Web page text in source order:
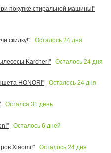
покупке стиральной машины!"
скидку!"
Осталось 24 дня
Karcher!"
Осталось 24 дня
HONOR!"
Осталось 24 дня
Остался 31 день
Осталось 6 дней
Xiaomi!"
Осталось 24 дня